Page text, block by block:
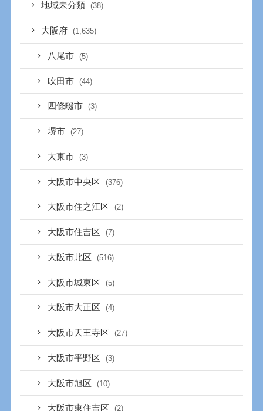
地域未分類 (38)
大阪府 (1,635)
八尾市 (5)
吹田市 (44)
四條畷市 (3)
堺市 (27)
大東市 (3)
大阪市中央区 (376)
大阪市住之江区 (2)
大阪市住吉区 (7)
大阪市北区 (516)
大阪市城東区 (5)
大阪市大正区 (4)
大阪市天王寺区 (27)
大阪市平野区 (3)
大阪市旭区 (10)
大阪市東住吉区 (2)